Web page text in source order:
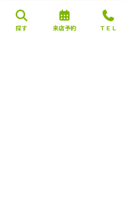
探す 来店予約 ＴＥＬ